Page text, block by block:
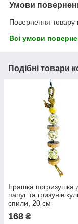
Умови
Повернення товару
Всі умови
Подібні товари
Іграшка погризушка
папуг та гризунів
спили, 20 см
168 ₴